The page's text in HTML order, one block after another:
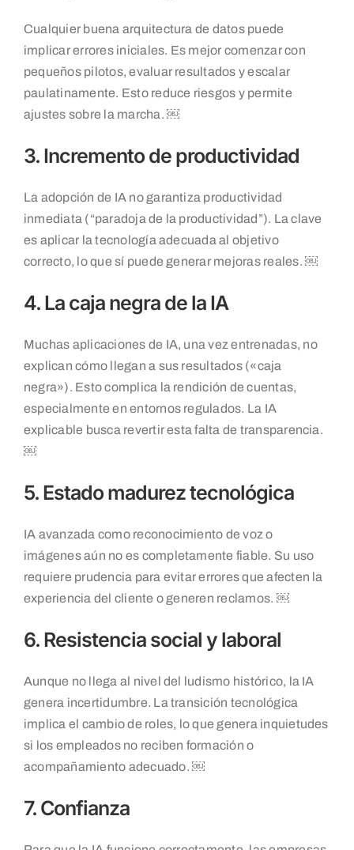
Cualquier buena arquitectura de datos puede
implicar errores iniciales. Es mejor comenzar con
pequeños pilotos, evaluar resultados y escalar
paulatinamente. Esto reduce riesgos y permite
ajustes sobre la marcha. ￼
3. Incremento de productividad
La adopción de IA no garantiza productividad
inmediata (“paradoja de la productividad”). La clave
es aplicar la tecnología adecuada al objetivo
correcto, lo que sí puede generar mejoras reales. ￼
4. La caja negra de la IA
Muchas aplicaciones de IA, una vez entrenadas, no
explican cómo llegan a sus resultados («caja
negra»). Esto complica la rendición de cuentas,
especialmente en entornos regulados. La IA
explicable busca revertir esta falta de transparencia.
￼
5. Estado madurez tecnológica
IA avanzada como reconocimiento de voz o
imágenes aún no es completamente fiable. Su uso
requiere prudencia para evitar errores que afecten la
experiencia del cliente o generen reclamos. ￼
6. Resistencia social y laboral
Aunque no llega al nivel del ludismo histórico, la IA
genera incertidumbre. La transición tecnológica
implica el cambio de roles, lo que genera inquietudes
si los empleados no reciben formación o
acompañamiento adecuado. ￼
7. Confianza